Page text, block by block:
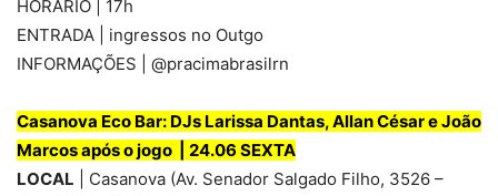
HORÁRIO | 17h
ENTRADA | ingressos no Outgo
INFORMAÇÕES | @pracimabrasilrn
Casanova Eco Bar: DJs Larissa Dantas, Allan César e João
Marcos após o jogo | 24.06 SEXTA
LOCAL | Casanova (Av. Senador Salgado Filho, 3526 –